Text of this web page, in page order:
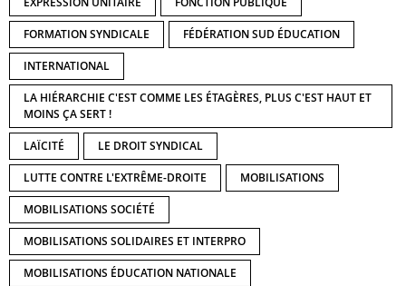
FORMATION SYNDICALE FÉDÉRATION SUD ÉDUCATION
INTERNATIONAL
LA HIÉRARCHIE C'EST COMME LES ÉTAGÈRES, PLUS C'EST HAUT ET
MOINS ÇA SERT !
LAÏCITÉ LE DROIT SYNDICAL
LUTTE CONTRE L'EXTRÊME-DROITE MOBILISATIONS
MOBILISATIONS SOCIÉTÉ
MOBILISATIONS SOLIDAIRES ET INTERPRO
MOBILISATIONS ÉDUCATION NATIONALE